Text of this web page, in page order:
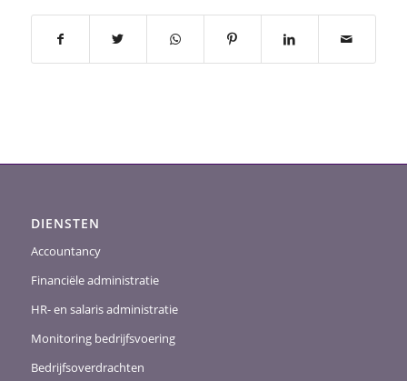
DIENSTEN
Accountancy
Financiële administratie
HR- en salaris administratie
Monitoring bedrijfsvoering
Bedrijfsoverdrachten